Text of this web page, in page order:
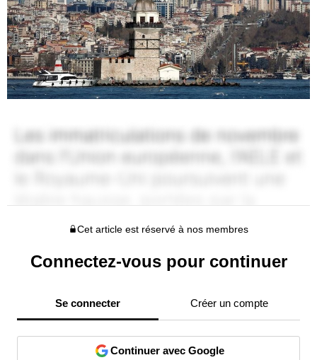
Cet article est réservé à nos membres
Connectez-vous pour continuer
Se connecter Créer un compte
Continuer avec Google